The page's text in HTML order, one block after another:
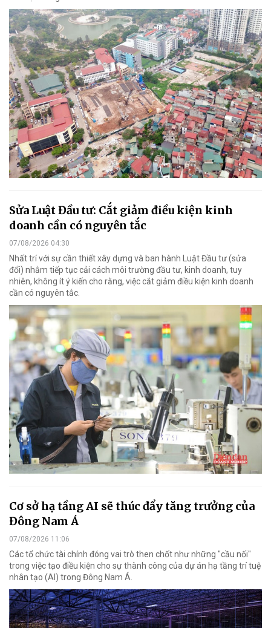
Sửa Luật Đầu tư: Cắt giảm điều kiện kinh
doanh cần có nguyên tắc
07/08/2026 04:30
Nhất trí với sự cần thiết xây dựng và ban hành Luật Đầu tư (sửa
đổi) nhằm tiếp tục cải cách môi trường đầu tư, kinh doanh, tuy
nhiên, không ít ý kiến cho rằng, việc cắt giảm điều kiện kinh doanh
cần có nguyên tắc.
Cơ sở hạ tầng AI sẽ thúc đẩy tăng trưởng của
Đông Nam Á
07/08/2026 11:06
Các tổ chức tài chính đóng vai trò then chốt như những "cầu nối"
trong việc tạo điều kiện cho sự thành công của dự án hạ tầng trí tuệ
nhân tạo (AI) trong Đông Nam Á.